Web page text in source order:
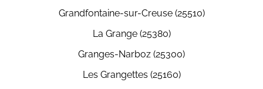
Grandfontaine-sur-Creuse (25510)
La Grange (25380)
Granges-Narboz (25300)
Les Grangettes (25160)